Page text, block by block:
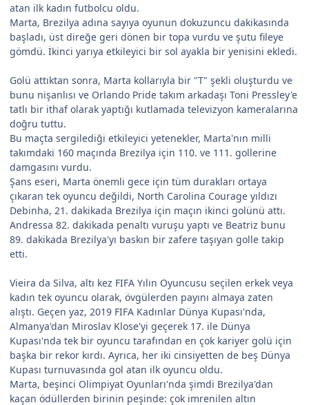
atan ilk kadın futbolcu oldu.
Marta, Brezilya adına sayıya oyunun dokuzuncu dakikasında
başladı, üst direğe geri dönen bir topa vurdu ve şutu fileye
gömdü. İkinci yarıya etkileyici bir sol ayakla bir yenisini ekledi.
Golü attıktan sonra, Marta kollarıyla bir "T" şekli oluşturdu ve
bunu nişanlısı ve Orlando Pride takım arkadaşı Toni Pressley'e
tatlı bir ithaf olarak yaptığı kutlamada televizyon kameralarına
doğru tuttu.
Bu maçta sergilediği etkileyici yetenekler, Marta'nın milli
takımdaki 160 maçında Brezilya için 110. ve 111. gollerine
damgasını vurdu.
Şans eseri, Marta önemli gece için tüm durakları ortaya
çıkaran tek oyuncu değildi, North Carolina Courage yıldızı
Debinha, 21. dakikada Brezilya için maçın ikinci golünü attı.
Andressa 82. dakikada penaltı vuruşu yaptı ve Beatriz bunu
89. dakikada Brezilya'yı baskın bir zafere taşıyan golle takip
etti.
Vieira da Silva, altı kez FIFA Yılın Oyuncusu seçilen erkek veya
kadın tek oyuncu olarak, övgülerden payını almaya zaten
alıştı. Geçen yaz, 2019 FIFA Kadınlar Dünya Kupası'nda,
Almanya'dan Miroslav Klose'yi geçerek 17. ile Dünya
Kupası'nda tek bir oyuncu tarafından en çok kariyer golü için
başka bir rekor kırdı. Ayrıca, her iki cinsiyetten de beş Dünya
Kupası turnuvasında gol atan ilk oyuncu oldu.
Marta, beşinci Olimpiyat Oyunları'nda şimdi Brezilya'dan
kaçan ödüllerden birinin peşinde: çok imrenilen altın